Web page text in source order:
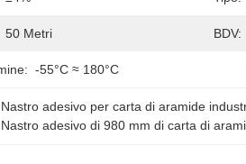
50 Metri BDV:
-55°C ≈ 180°C
Nastro adesivo per carta di aramide
Nastro adesivo di 980 mm di carta di